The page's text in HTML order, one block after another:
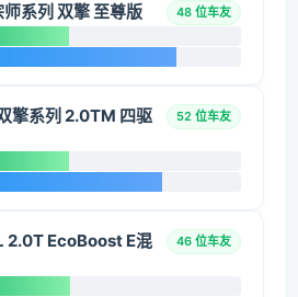
系列 双擎 至尊版 48 位车友
擎系列 2.0TM 四驱
52 位车友
2.0T EcoBoost E混
46 位车友